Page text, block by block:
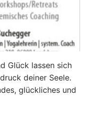
Glück lassen sich
deiner Seele.
glückliches und